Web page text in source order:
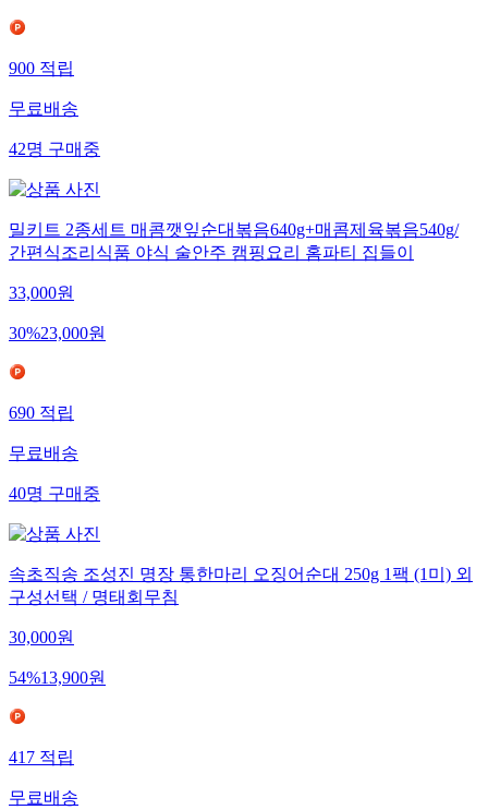
900 적립
무료배송
42명 구매중
밀키트 2종세트 매콤깻잎순대볶음640g+매콤제육볶음540g/
간편식조리식품 야식 술안주 캠핑요리 홈파티 집들이
33,000원
30%23,000원
690 적립
무료배송
40명 구매중
속초직송 조성진 명장 통한마리 오징어순대 250g 1팩 (1미) 외
구성선택 / 명태회무침
30,000원
54%13,900원
417 적립
무료배송